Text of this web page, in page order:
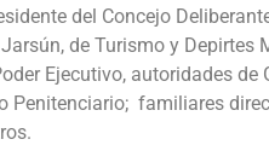
del Concejo
de Turismo y Depirtes
Ejecutivo, autoridades de
Penitenciario; familiares